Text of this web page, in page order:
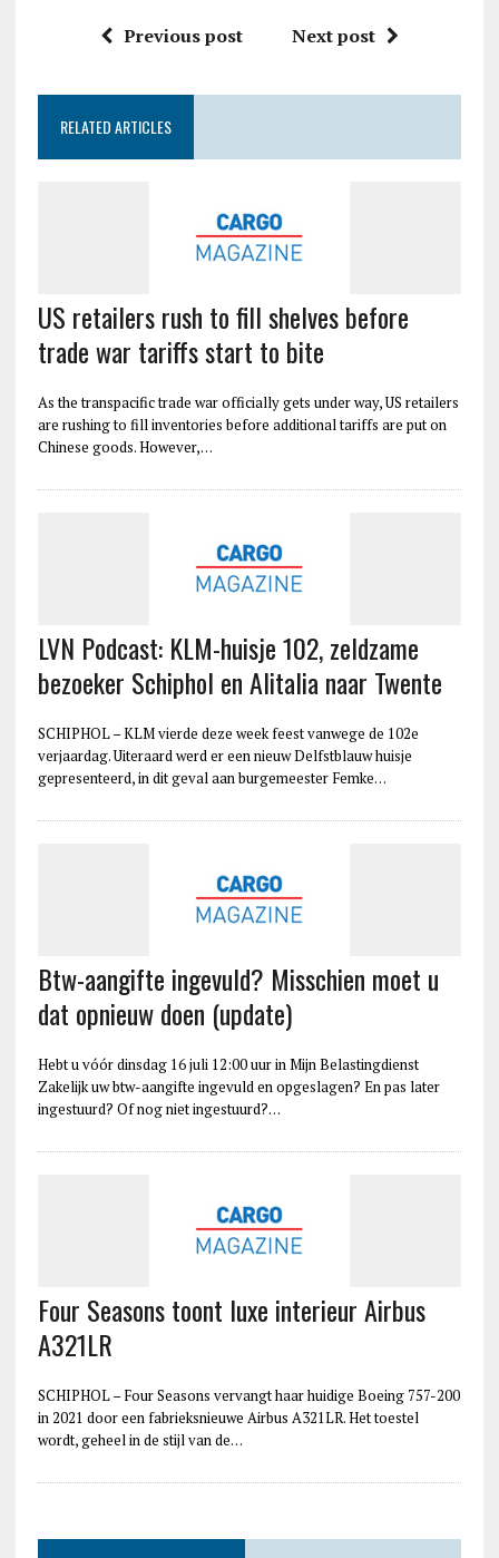
Previous post Next post
RELATED ARTICLES
US retailers rush to fill shelves before
trade war tariffs start to bite
As the transpacific trade war officially gets under way, US retailers
are rushing to fill inventories before additional tariffs are put on
Chinese goods. However,…
LVN Podcast: KLM-huisje 102, zeldzame
bezoeker Schiphol en Alitalia naar Twente
SCHIPHOL – KLM vierde deze week feest vanwege de 102e
verjaardag. Uiteraard werd er een nieuw Delfstblauw huisje
gepresenteerd, in dit geval aan burgemeester Femke…
Btw-aangifte ingevuld? Misschien moet u
dat opnieuw doen (update)
Hebt u vóór dinsdag 16 juli 12:00 uur in Mijn Belastingdienst
Zakelijk uw btw-aangifte ingevuld en opgeslagen? En pas later
ingestuurd? Of nog niet ingestuurd?…
Four Seasons toont luxe interieur Airbus
A321LR
SCHIPHOL – Four Seasons vervangt haar huidige Boeing 757-200
in 2021 door een fabrieksnieuwe Airbus A321LR. Het toestel
wordt, geheel in de stijl van de…